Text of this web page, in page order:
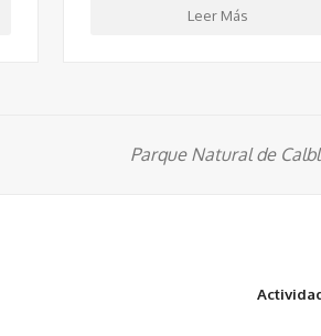
Leer Más
Parque Natural de